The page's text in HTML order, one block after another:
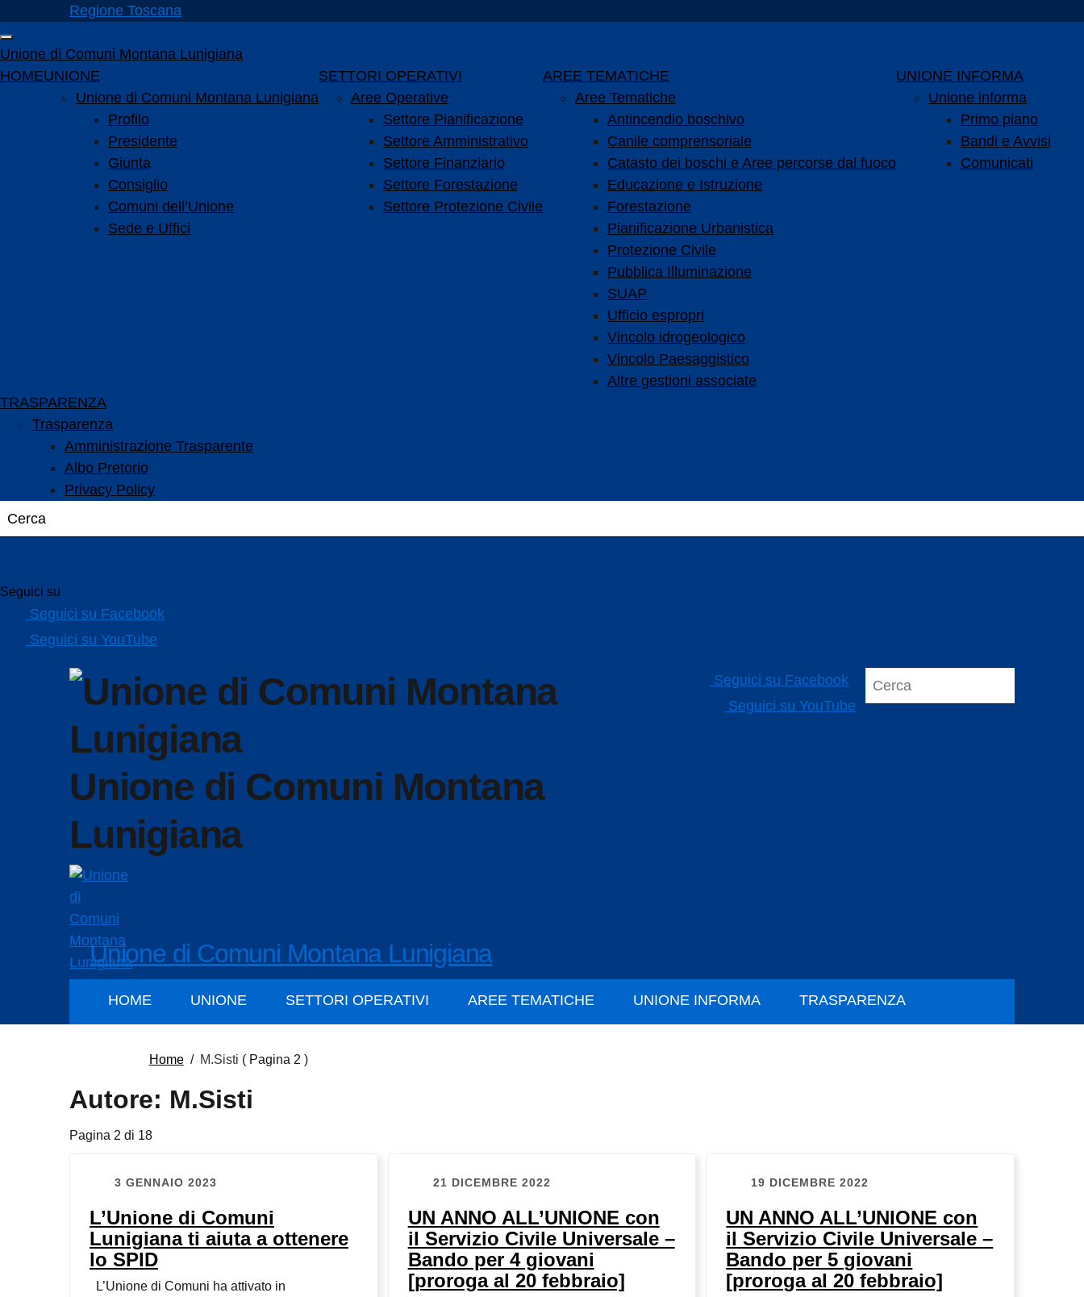
Vai ai contenuti
Vai al footer
Regione Toscana
Attiva / disattiva la navigazione
Unione di Comuni Montana Lunigiana
Menu principale
HOMEUNIONE
Unione di Comuni Montana Lunigiana
Profilo
Presidente
Giunta
Consiglio
Comuni dell’Unione
Sede e Uffici
SETTORI OPERATIVI
Aree Operative
Settore Pianificazione
Settore Amministrativo
Settore Finanziario
Settore Forestazione
Settore Protezione Civile
AREE TEMATICHE
Aree Tematiche
Antincendio boschivo
Canile comprensoriale
Catasto dei boschi e Aree percorse dal fuoco
Educazione e Istruzione
Forestazione
Pianificazione Urbanistica
Protezione Civile
Pubblica Illuminazione
SUAP
Ufficio espropri
Vincolo idrogeologico
Vincolo Paesaggistico
Altre gestioni associate
UNIONE INFORMA
Unione informa
Primo piano
Bandi e Avvisi
Comunicati
TRASPARENZA
Trasparenza
Amministrazione Trasparente
Albo Pretorio
Privacy Policy
Seguici su
Seguici su Facebook
Seguici su YouTube
Unione di Comuni Montana
Lunigiana
Unione di Comuni Montana Lunigiana
Seguici su Facebook
Seguici su YouTube
HOME UNIONE SETTORI OPERATIVI AREE TEMATICHE UNIONE INFORMA TRASPARENZA
Home / M.Sisti ( Pagina 2 )
Autore: M.Sisti
Pagina 2 di 18
3 GENNAIO 2023
L’Unione di Comuni
Lunigiana ti aiuta a ottenere
lo SPID
L’Unione di Comuni ha attivato in
21 DICEMBRE 2022
UN ANNO ALL’UNIONE con
il Servizio Civile Universale –
Bando per 4 giovani
[proroga al 20 febbraio]
19 DICEMBRE 2022
UN ANNO ALL’UNIONE con
il Servizio Civile Universale –
Bando per 5 giovani
[proroga al 20 febbraio]